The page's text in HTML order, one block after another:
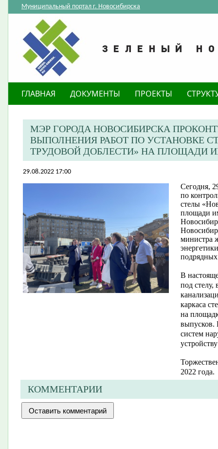
Муниципальный портал г. Новосибирска
ГЛАВНАЯ ДОКУМЕНТЫ ПРОЕКТЫ
МЭР ГОРОДА НОВОСИБИРСКА
ВЫПОЛНЕНИЯ РАБОТ ПО УСТАНОВКЕ
ТРУДОВОЙ ДОБЛЕСТИ» НА ПЛОЩАДИ
29.08.2022 17:00
Сегодня,
по
стелы
площади
министра
В
под стелу,
каркаса
на
выпусков.
систем
2022 года.
КОММЕНТАРИИ